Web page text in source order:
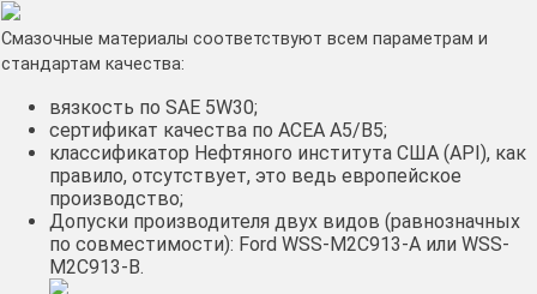
Смазочные материалы соответствуют всем параметрам и
стандартам качества:
вязкость по SAE 5W30;
сертификат качества по ACEA A5/B5;
классификатор Нефтяного института США (API), как
правило, отсутствует, это ведь европейское
производство;
Допуски производителя двух видов (равнозначных
по совместимости): Ford WSS-М2С913-A или WSS-
М2С913-B.